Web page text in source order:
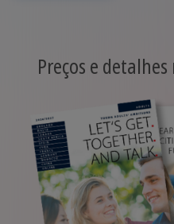
Preços e